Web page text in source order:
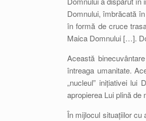
Domnului, îmbrăcată
în formă de cruce
Maica Domnului […].
Această
întreaga umanitate.
„nucleul” inițiativei
apropierea Lui plină de
În mijlocul situațiilor cu